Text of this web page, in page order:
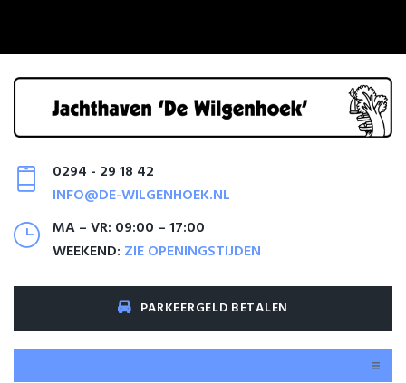
0294 - 29 18 42
INFO@DE-WILGENHOEK.NL
MA – VR: 09:00 – 17:00
WEEKEND: ZIE OPENINGSTIJDEN
PARKEERGELD BETALEN